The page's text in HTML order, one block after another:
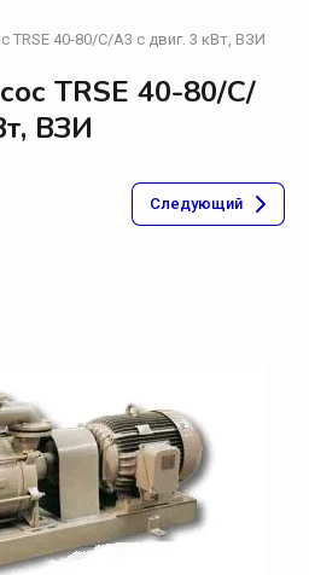
TRSE 40-80/C/А3 с двиг. 3 кВт, ВЗИ
TRSE 40-80/C/
ВЗИ
Следующий